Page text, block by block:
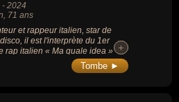
- 2024
, 71 ans
et rappeur italien, star de
il est l'interprète du 1er
rap italien « Ma quale idea »
+
+
Tombe ►